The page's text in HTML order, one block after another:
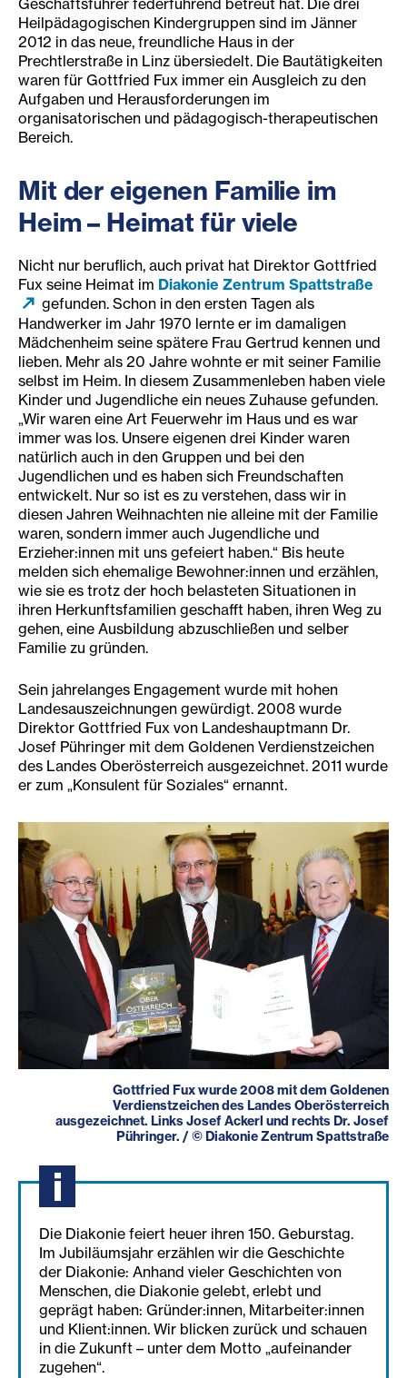
Geschäftsführer federführend betreut hat. Die drei
Heilpädagogischen Kindergruppen sind im Jänner
2012 in das neue, freundliche Haus in der
Prechtlerstraße in Linz übersiedelt. Die Bautätigkeiten
waren für Gottfried Fux immer ein Ausgleich zu den
Aufgaben und Herausforderungen im
organisatorischen und pädagogisch-therapeutischen
Bereich.
Mit der eigenen Familie im
Heim – Heimat für viele
Nicht nur beruflich, auch privat hat Direktor Gottfried
Fux seine Heimat im Diakonie Zentrum Spattstraße
gefunden. Schon in den ersten Tagen als
Handwerker im Jahr 1970 lernte er im damaligen
Mädchenheim seine spätere Frau Gertrud kennen und
lieben. Mehr als 20 Jahre wohnte er mit seiner Familie
selbst im Heim. In diesem Zusammenleben haben viele
Kinder und Jugendliche ein neues Zuhause gefunden.
„Wir waren eine Art Feuerwehr im Haus und es war
immer was los. Unsere eigenen drei Kinder waren
natürlich auch in den Gruppen und bei den
Jugendlichen und es haben sich Freundschaften
entwickelt. Nur so ist es zu verstehen, dass wir in
diesen Jahren Weihnachten nie alleine mit der Familie
waren, sondern immer auch Jugendliche und
Erzieher:innen mit uns gefeiert haben.“ Bis heute
melden sich ehemalige Bewohner:innen und erzählen,
wie sie es trotz der hoch belasteten Situationen in
ihren Herkunftsfamilien geschafft haben, ihren Weg zu
gehen, eine Ausbildung abzuschließen und selber
Familie zu gründen.
Sein jahrelanges Engagement wurde mit hohen
Landesauszeichnungen gewürdigt. 2008 wurde
Direktor Gottfried Fux von Landeshauptmann Dr.
Josef Pühringer mit dem Goldenen Verdienstzeichen
des Landes Oberösterreich ausgezeichnet. 2011 wurde
er zum „Konsulent für Soziales“ ernannt.
Gottfried Fux wurde 2008 mit dem Goldenen
Verdienstzeichen des Landes Oberösterreich
ausgezeichnet. Links Josef Ackerl und rechts Dr. Josef
Pühringer. /© Diakonie Zentrum Spattstraße
Die Diakonie feiert heuer ihren 150. Geburstag.
Im Jubiläumsjahr erzählen wir die Geschichte
der Diakonie: Anhand vieler Geschichten von
Menschen, die Diakonie gelebt, erlebt und
geprägt haben: Gründer:innen, Mitarbeiter:innen
und Klient:innen. Wir blicken zurück und schauen
in die Zukunft – unter dem Motto „aufeinander
zugehen“.